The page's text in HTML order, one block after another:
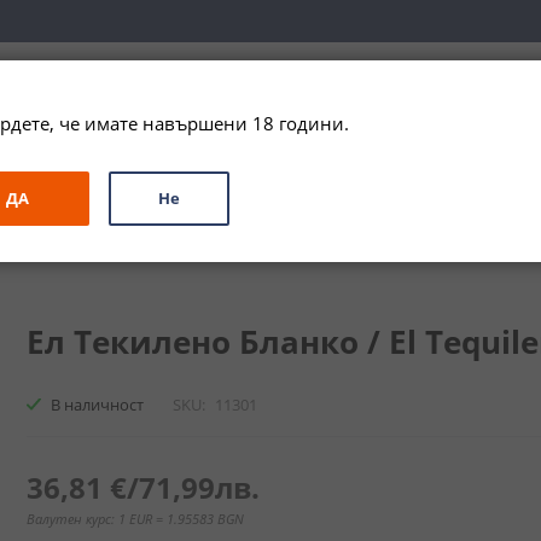
ЗА ПОДАРЪК ПРОМО СПЕЦИАЛНИ ПРЕДЛОЖЕНИЯ
Ел Текилено Бланко / El
В наличност SKU 11301
36,81 €/71,99лв.
Валутен курс: 1 EUR = 1.95583 BGN
че имате навършени 18 години.
ДА Не